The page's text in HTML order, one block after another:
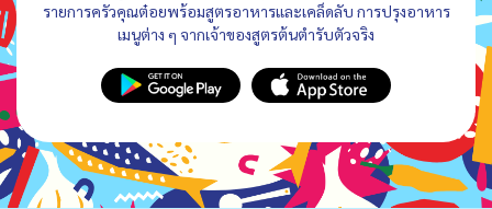
รายการครัวคุณต๋อยพร้อมสูตรอาหารและเคล็ดลับ การปรุงอาหาร
เมนูต่าง ๆ จากเจ้าของสูตรต้นตำรับตัวจริง